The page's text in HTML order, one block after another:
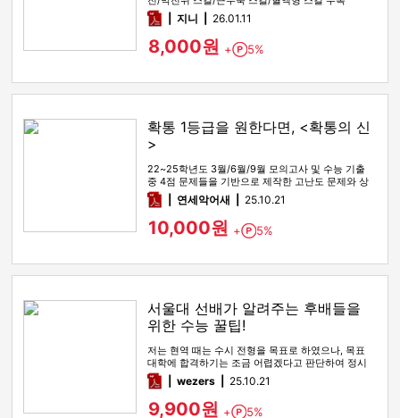
pdf지니 26.01.11
8,000원 + Point
5%
확통 1등급을 원한다면, <확통의 신
>
22~25학년도 3월/6월/9월 모의고사 및 수능 기출
중 4점 문제들을 기반으로 제작한 고난도 문제와 상
세한 해설
pdf연세악어새 25.10.21
10,000원 + Point
5%
서울대 선배가 알려주는 후배들을
위한 수능 꿀팁!
저는 현역 때는 수시 전형을 목표로 하였으나, 목표
대학에 합격하기는 조금 어렵겠다고 판단하여 정시
전형을 노리며 재수를 시…
pdfwezers 25.10.21
9,900원 + Point
5%